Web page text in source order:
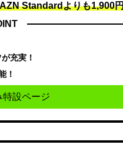
Standard​よりも1,900
充実！
！
特設ページ